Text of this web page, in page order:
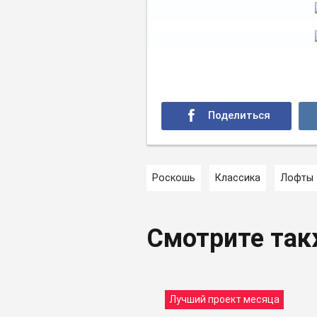
Роскошь Классика Лофты
Смотрите
Лучший проект месяца